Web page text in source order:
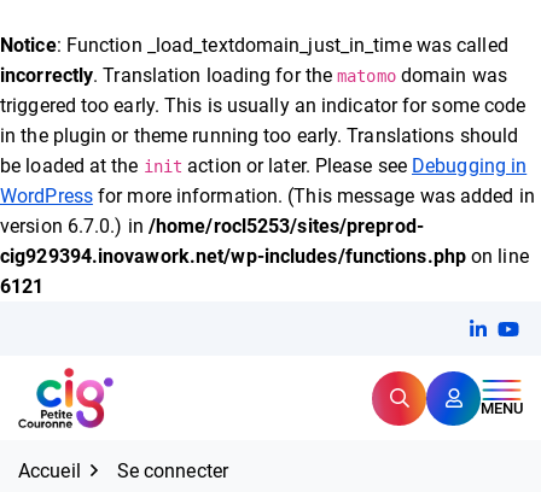
Notice: Function _load_textdomain_just_in_time was called
incorrectly. Translation loading for thematomodomain was
triggered too early. This is usually an indicator for some code
in the plugin or theme running too early. Translations should
be loaded at the init action or later. Please see Debugging in
WordPressfor more information. (This message was added in
version 6.7.0.) in /home/rocl5253/sites/preprod-
cig929394.inovawork.net/wp-includes/functions.phpon line
6121
contenu
CIG Petite Couronne RechercherMENU
CIG Petite Couronne
Expertise et proximité pour
les grands défis RH,
aujourd'hui et demain.
FERMER
Accueil Se connecter